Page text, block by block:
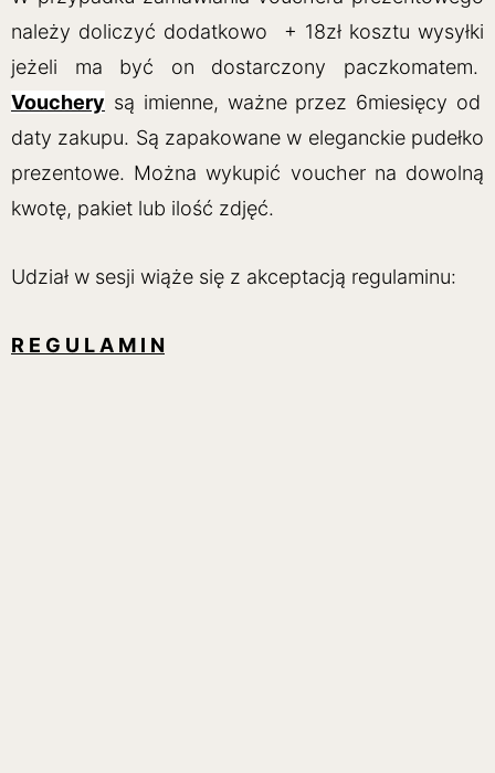
należy doliczyć dodatkowo + 18zł kosztu wysyłki
jeżeli ma być on dostarczony paczkomatem.
Vouchery są imienne, ważne przez 6miesięcy od
daty zakupu. Są zapakowane w eleganckie pudełko
prezentowe. Można wykupić voucher na dowolną
kwotę, pakiet lub ilość zdjęć.
Udział w sesji wiąże się z akceptacją regulaminu:
R E G U L A M I N